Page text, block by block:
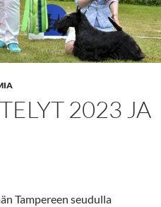
2023 JA
Tampereen seudulla